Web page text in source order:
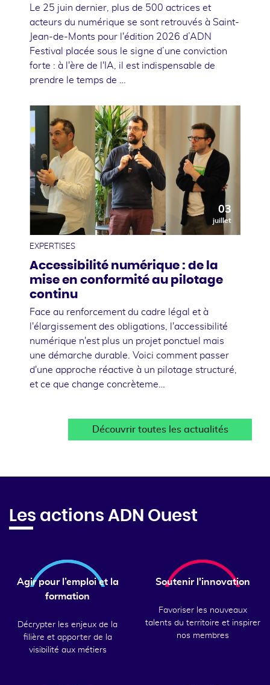
Le 25 juin dernier, plus de 500 actrices et
acteurs du numérique se sont retrouvés à Saint-
Jean-de-Monts pour l'édition 2026 d’ADN
Festival placée sous le signe d’une conviction
forte : à l'ère de l'IA, il est indispensable de
prendre le temps de …
03
juillet
EXPERTISES
Accessibilité numérique : de la
mise en conformité au pilotage
continu
Face au renforcement du cadre légal et à
l'élargissement des obligations, l'accessibilité
numérique n'est plus un projet ponctuel mais
une démarche durable. Voici comment passer
d'une approche réactive à un pilotage structuré,
et ce que change concrèteme…
Découvrir toutes les actualités
Les actions ADN Ouest
Agir pour l’emploi et la
formation
Décrypter les enjeux de la
filière et apporter de la
visibilité aux métiers
Soutenir l'innovation
Favoriser les nouveaux
talents du territoire et inspirer
nos membres